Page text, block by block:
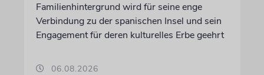
Familienhintergrund wird für seine enge
Verbindung zu der spanischen Insel und sein
Engagement für deren kulturelles Erbe geehrt
06.08.2026